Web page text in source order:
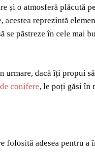
și o atmosferă plăcută
reprezintă
se păstreze în cele mai
dacă îți propui
conifere, le poți găsi în
folosită adesea pentru